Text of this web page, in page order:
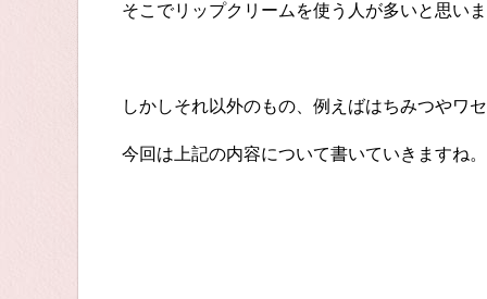
そこでリップクリームを使う人が多いと思い
しかしそれ以外のもの、例えばはちみつやワ
今回は上記の内容について書いていきますね。